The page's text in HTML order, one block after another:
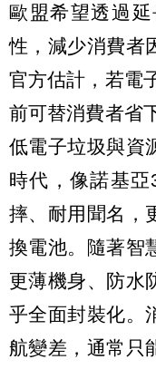
歐盟希望透過
性，減少消費者
官方估計，若電
前可替消費者省
低電子垃圾與資
時代，像諾基
摔、耐用聞名，
換電池。隨著智
更薄機身、防水
乎全面封裝化。
航變差，通常只